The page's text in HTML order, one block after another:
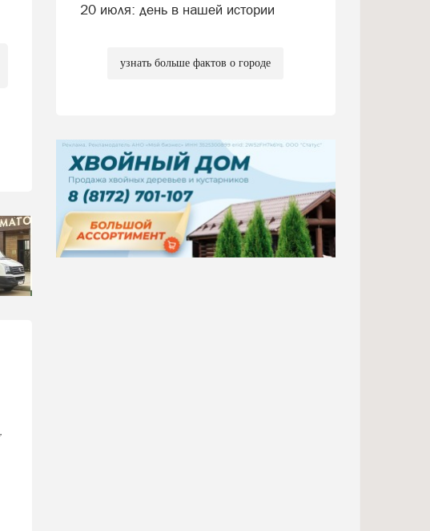
20 июля: день в нашей истории
узнать больше фактов о городе